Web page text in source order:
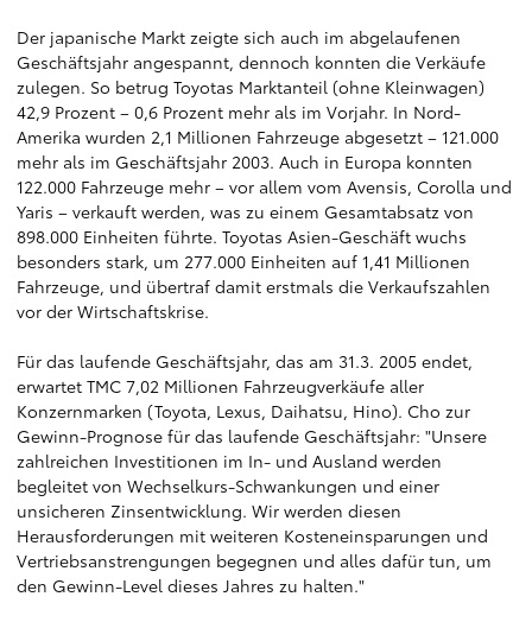
Der japanische Markt zeigte sich auch im abgelaufenen
Geschäftsjahr angespannt, dennoch konnten die Verkäufe
zulegen. So betrug Toyotas Marktanteil (ohne Kleinwagen)
42,9 Prozent – 0,6 Prozent mehr als im Vorjahr. In Nord-
Amerika wurden 2,1 Millionen Fahrzeuge abgesetzt – 121.000
mehr als im Geschäftsjahr 2003. Auch in Europa konnten
122.000 Fahrzeuge mehr – vor allem vom Avensis, Corolla und
Yaris – verkauft werden, was zu einem Gesamtabsatz von
898.000 Einheiten führte. Toyotas Asien-Geschäft wuchs
besonders stark, um 277.000 Einheiten auf 1,41 Millionen
Fahrzeuge, und übertraf damit erstmals die Verkaufszahlen
vor der Wirtschaftskrise.
Für das laufende Geschäftsjahr, das am 31.3. 2005 endet,
erwartet TMC 7,02 Millionen Fahrzeugverkäufe aller
Konzernmarken (Toyota, Lexus, Daihatsu, Hino). Cho zur
Gewinn-Prognose für das laufende Geschäftsjahr: "Unsere
zahlreichen Investitionen im In- und Ausland werden
begleitet von Wechselkurs-Schwankungen und einer
unsicheren Zinsentwicklung. Wir werden diesen
Herausforderungen mit weiteren Kosteneinsparungen und
Vertriebsanstrengungen begegnen und alles dafür tun, um
den Gewinn-Level dieses Jahres zu halten."